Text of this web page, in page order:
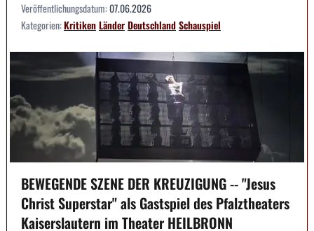
Veröffentlichungsdatum:07.06.2026
Kategorien:KritikenLänderDeutschlandSchauspiel
BEWEGENDE SZENE DER KREUZIGUNG -- "Jesus
Christ Superstar" als Gastspiel des Pfalztheaters
Kaiserslautern im Theater HEILBRONN